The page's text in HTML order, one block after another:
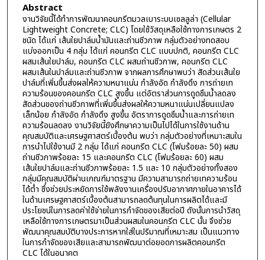
Abstract
งานวิจัยนี้ได้ทำการพัฒนาคอนกรีตมวลเบาระบบเซลลูล่า (Cellular
Lightweight Concrete; CLC) โดยใช้วัสดุเหลือใช้ทางการเกษตร 2
ชนิด ได้แก่ เส้นใยปาล์มน้ำมันและถ่านชีวภาพ กลุ่มตัวอย่างทดสอบ
แบ่งออกเป็น 4 กลุ่ม ได้แก่ คอนกรีต CLC แบบปกติ, คอนกรีต CLC
ผสมเส้นใยปาล์ม, คอนกรีต CLC ผสมถ่านชีวภาพ, คอนกรีต CLC
ผสมเส้นในปาล์มและถ่านชีวภาพ จากผลการศึกษาพบว่า สัดส่วนเส้นใย
ปาล์มที่เพิ่มขึ้นส่งผลให้ความหนาแน่น กำลังอัด กำลังดึง การถ่ายเท
ความร้อนของคอนกรีต CLC สูงขึ้น แต่อัตราส่วนการดูดซึมน้ำลดลง
สัดส่วนของถ่านชีวภาพที่เพิ่มขึ้นส่งผลให้ความหนาแน่นเปลี่ยนแปลง
เล็กน้อย กำลังอัด กำลังดึง สูงขึ้น อัตราการดูดซึมน้ำและการถ่ายเท
ความร้อนลดลง งานวิจัยนี้ยังศึกษาความเป็นไปได้ในการใช้งานด้าน
คุณสมบัติและเศรษฐศาสตร์เบื้องต้น พบว่า กลุ่มตัวอย่างที่เหมาะสมใน
การนำไปใช้งานมี 2 กลุ่ม ได้แก่ คอนกรีต CLC (โฟมร้อยละ 50) ผสม
ถ่านชีวภาพร้อยละ 15 และคอนกรีต CLC (โฟมร้อยละ 60) ผสม
เส้นใยปาล์มและถ่านชีวภาพร้อยละ 1.5 และ 10 กลุ่มตัวอย่างทั้งสอง
กลุ่มมีคุณสมบัติผ่านเกณฑ์มาตรฐาน มีความสามารถถ่ายเทความร้อน
ได้ต่ำ ซึ่งช่วยประหยัดการใช้พลังงานเครื่องปรับอากาศภายในอาคารได้
ในด้านเศรษฐศาสตร์เบื้องต้นสามารถลดต้นทุนในการผลิตได้และมี
ประโยชน์ในการลดค่าใช้จ่ายในการกำจัดของเสียต่อปี ดังนั้นการนำวัสดุ
เหลือใช้ทางการเกษตรมาเป็นส่วนผสมในคอนกรีต CLC นั้น จึงช่วย
พัฒนาคุณสมบัติบางประการหากใส่ในปริมาณที่เหมาะสม เป็นแนวทาง
ในการกำจัดของเสียและสามารถพัฒนาต่อยอดการผลิตคอนกรีต
CLC ได้ในอนาคต